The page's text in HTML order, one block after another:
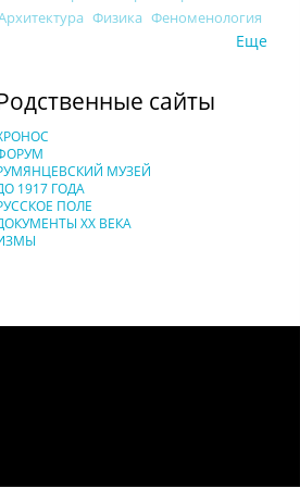
Физика Феноменология
Еще
сайты
МУЗЕЙ
1917 ГОДА
ПОЛЕ
XX ВЕКА